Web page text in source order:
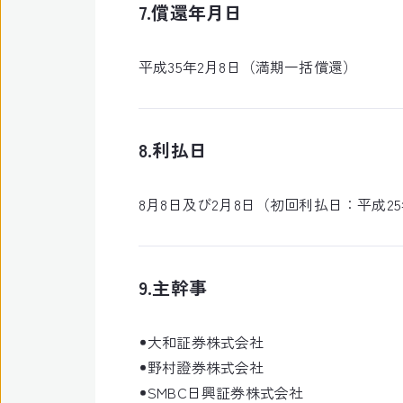
7.償還年月日
平成35年2月8日（満期一括償還）
8.利払日
8月8日及び2月8日（初回利払日：平成25
9.主幹事
大和証券株式会社
野村證券株式会社
SMBC日興証券株式会社